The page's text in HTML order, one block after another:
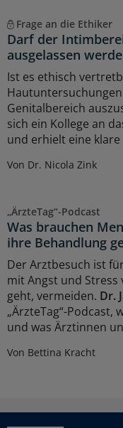
Frage an die Ethiker
Darf der
ausgelassen
Ist es ethisch
Genitalbereich
sich ein Kollege an
und erhielt eine
Von Dr. Nicola Zink
„ÄrzteTag“-Podcast
Was brauchen
ihre Behandlung
Der Arztbesuch ist
mit Angst und Stress
geht, vermeiden. Dr.
„ÄrzteTag“-Podcast,
und was Ärztinnen
Von Bettina Kracht